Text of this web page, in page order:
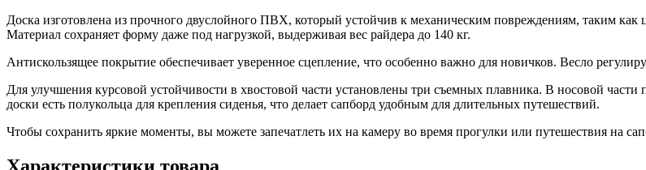
Доска изготовлена из прочного двуслойного ПВХ, который устойчив к механическим повреждениям, таким как
Материал сохраняет форму даже под нагрузкой, выдерживая вес райдера до 140 кг.
Антискользящее покрытие обеспечивает уверенное сцепление, что особенно важно для новичков. Весло
Для улучшения курсовой устойчивости в хвостовой части установлены три съемных плавника. В носовой части
доски есть полукольца для крепления сиденья, что делает сапборд удобным для длительных путешествий.
Чтобы сохранить яркие моменты, вы можете запечатлеть их на камеру во время прогулки или путешествия на